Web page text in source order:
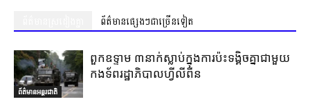
ព័ត៌មានផ្សេងៗជាច្រើនទៀត
ព័ត៌មានអន្តរជាតិ
ពួកឧទ្ទាម ៣នាក់ស្លាប់ក្នុងការប៉ះទង្គិចគ្នាជាមួយ
កងទ័ពរដ្ឋាភិបាលហ្វីលីពីន